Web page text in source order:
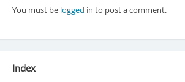
You must be logged in to post a comment.
Index